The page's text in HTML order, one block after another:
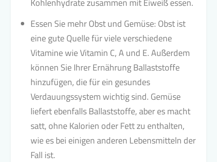
Kohlenhydrate zusammen mit Eiweiß essen.
Essen Sie mehr Obst und Gemüse: Obst ist
eine gute Quelle für viele verschiedene
Vitamine wie Vitamin C, A und E. Außerdem
können Sie Ihrer Ernährung Ballaststoffe
hinzufügen, die für ein gesundes
Verdauungssystem wichtig sind. Gemüse
liefert ebenfalls Ballaststoffe, aber es macht
satt, ohne Kalorien oder Fett zu enthalten,
wie es bei einigen anderen Lebensmitteln der
Fall ist.